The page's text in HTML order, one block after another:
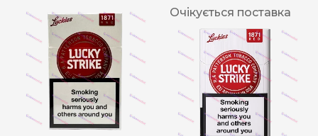
Очікується поставка